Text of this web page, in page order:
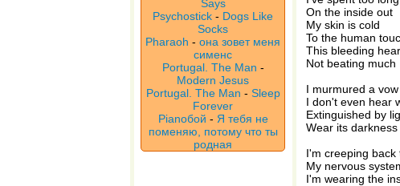
Says
Psychostick - Dogs Like
Socks
Pharaoh - она зовет меня
сименс
Portugal. The Man -
Modern Jesus
Portugal. The Man - Sleep
Forever
Pianoбой - Я тебя не
поменяю, потому что ты
родная
On the inside out
My skin is cold
To the human
This bleeding
Not beating much
I murmured a
I don't even hear
Extinguished by
Wear its
I'm creeping back
My nervous
I'm wearing the